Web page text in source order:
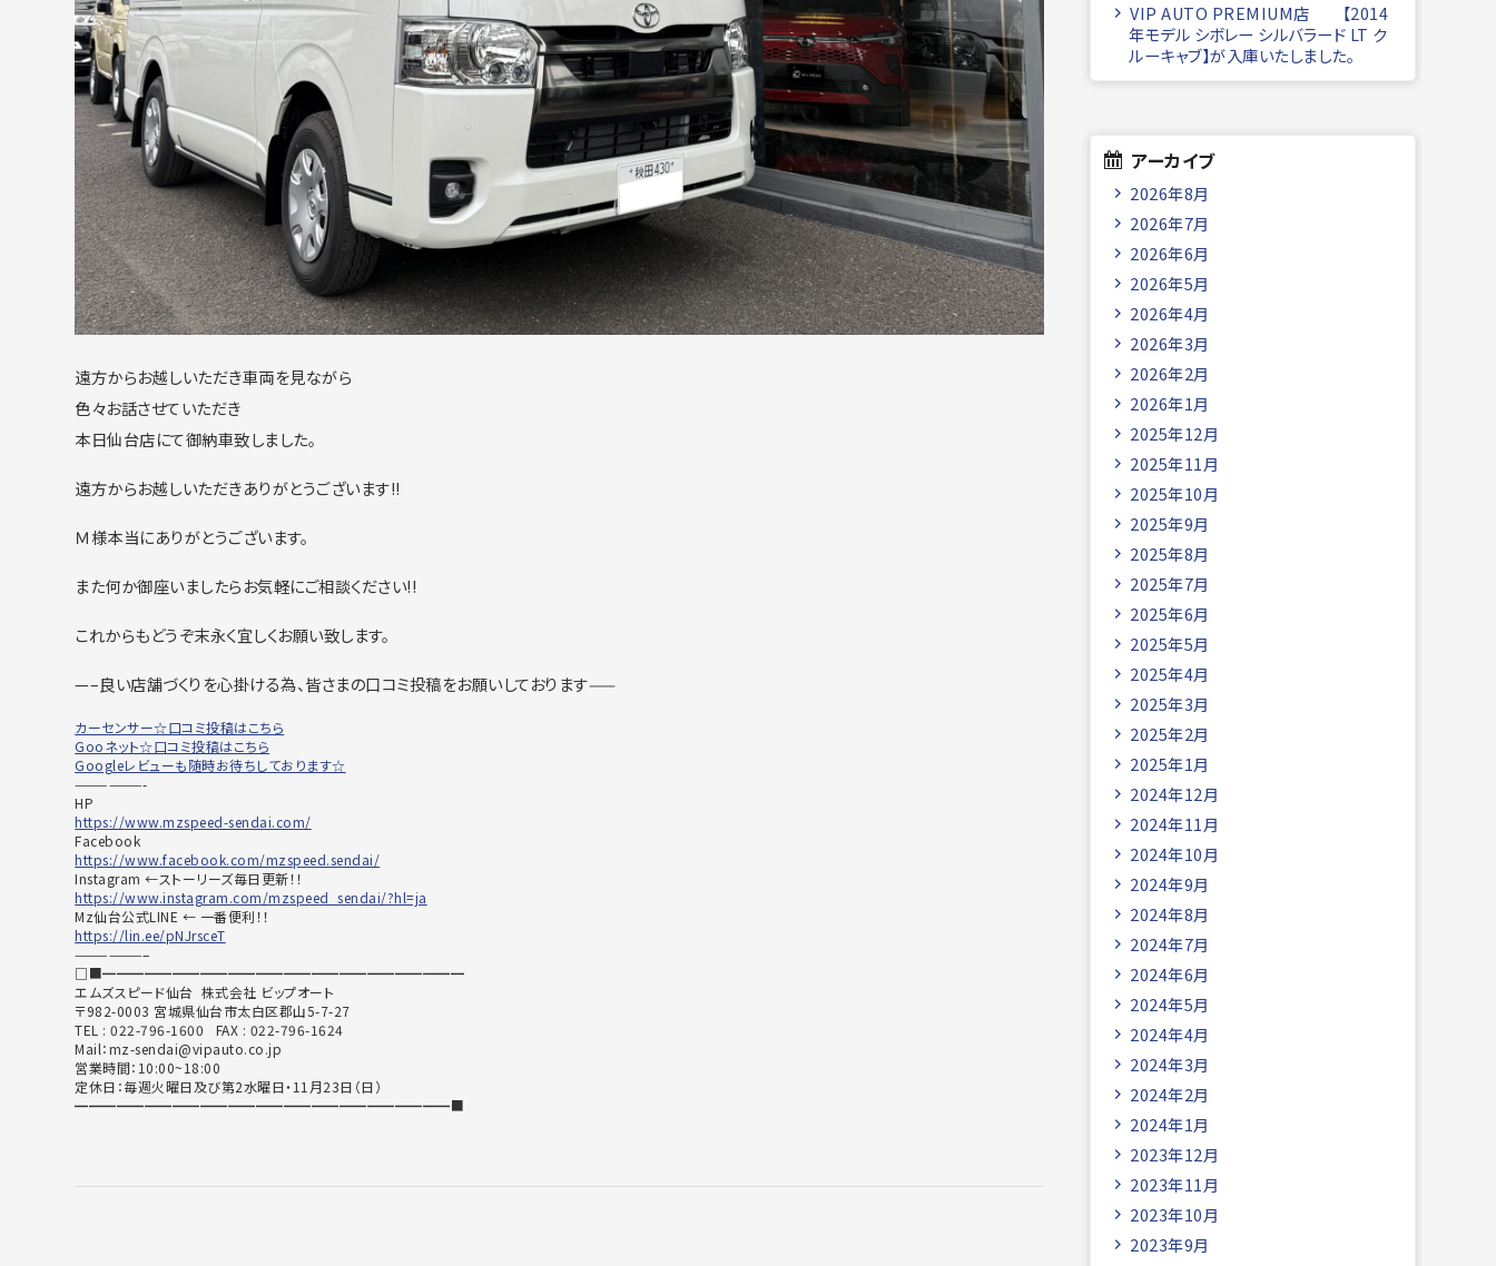
遠方からお越しいただき車両を見ながら
色々お話させていただき
本日仙台店にて御納車致しました。
遠方からお越しいただきありがとうございます!!
Ｍ様本当にありがとうございます。
また何か御座いましたらお気軽にご相談ください!!
これからもどうぞ末永く宜しくお願い致します。
—–良い店舗づくりを心掛ける為、皆さまの口コミ投稿をお願いしております——
カーセンサー☆口コミ投稿はこちら
Gooネット☆口コミ投稿はこちら
Googleレビューも随時お待ちしております☆
——————-
HP
https://www.mzspeed-sendai.com/
Facebook
https://www.facebook.com/mzspeed.sendai/
Instagram ←ストーリーズ毎日更新！！
https://www.instagram.com/mzspeed_sendai/?hl=ja
Mz仙台公式LINE ← 一番便利！！
https://lin.ee/pNJrsceT
——————–
□■━━━━━━━━━━━━━━━━━━━━━━━━━━
エムズスピード仙台 株式会社 ビップオート
〒982-0003 宮城県仙台市太白区郡山5-7-27
TEL : 022-796-1600 FAX : 022-796-1624
Mail：mz-sendai@vipauto.co.jp
営業時間：10:00~18:00
定休日：毎週火曜日及び第2水曜日・11月23日（日）
━━━━━━━━━━━━━━━━━━━━━━━━━━━■
VIP AUTO PREMIUM店 【2014
年モデル シボレー シルバラード LT ク
ルーキャブ】が入庫いたしました。
アーカイブ
2026年8月
2026年7月
2026年6月
2026年5月
2026年4月
2026年3月
2026年2月
2026年1月
2025年12月
2025年11月
2025年10月
2025年9月
2025年8月
2025年7月
2025年6月
2025年5月
2025年4月
2025年3月
2025年2月
2025年1月
2024年12月
2024年11月
2024年10月
2024年9月
2024年8月
2024年7月
2024年6月
2024年5月
2024年4月
2024年3月
2024年2月
2024年1月
2023年12月
2023年11月
2023年10月
2023年9月